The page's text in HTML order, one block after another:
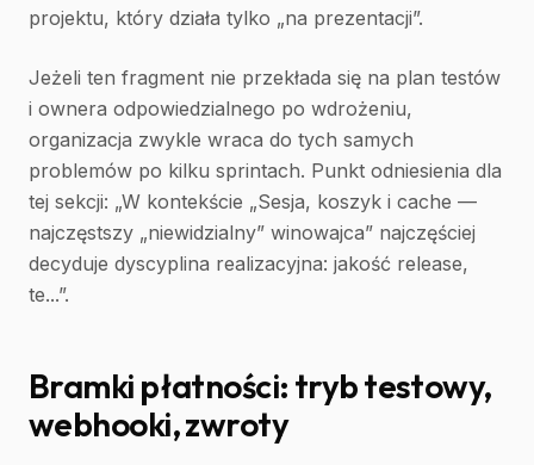
projektu, który działa tylko „na prezentacji”.
Jeżeli ten fragment nie przekłada się na plan testów
i ownera odpowiedzialnego po wdrożeniu,
organizacja zwykle wraca do tych samych
problemów po kilku sprintach. Punkt odniesienia dla
tej sekcji: „W kontekście „Sesja, koszyk i cache —
najczęstszy „niewidzialny” winowajca” najczęściej
decyduje dyscyplina realizacyjna: jakość release,
te...”.
Bramki płatności: tryb testowy,
webhooki, zwroty